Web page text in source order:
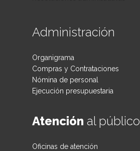
Administración
Organigrama
Compras y Contrataciones
Nómina de personal
Ejecución presupuestaria
Atención al público
Oficinas de atención